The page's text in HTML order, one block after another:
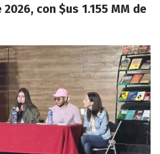
con $us 1.155 MM de